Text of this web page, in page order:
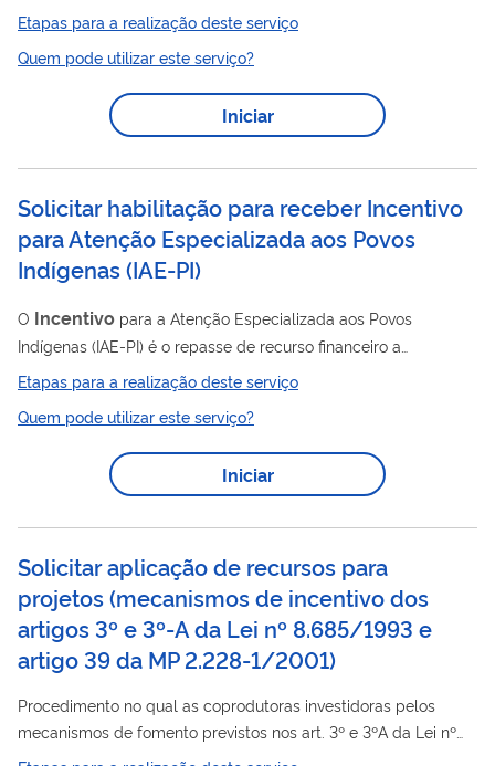
Portaria de Consolidação GM/MS nº 6, de 28 de setembro de
2017, os gestores que contam com Transporte Sanitário
Adaptado poderão fazer jus a R$ 4.000,00 (quatro mil reais)
por mês. Salienta-se que o repasse doincentivo
supracitado fica limitado ao quantitativo máximo de:  Até dois
quatro veículos...
Etapas para a realização deste serviço
Quem pode utilizar este serviço?
Iniciar
Solicitar habilitação para receber Incentivo
para Atenção Especializada aos Povos
Indígenas(IAE-PI)
O Incentivo para a Atenção Especializada aos Povos
Indígenas (IAE-PI) é o repasse de recurso financeiro a
estabelecimentos de saúde, de média e alta complexidade,
que integram a Rede de Referência para a População Indígena,
da circunscrição do Distrito Sanitário Especial Indígena (Dsei)
responsável pela habilitação, com o objetivo de qualificar o
atendimento, acolhendo de forma diferenciada e realizando
necessidades.
Etapas para a realização deste serviço
Quem pode utilizar este serviço?
Iniciar
Solicitar aplicação de recursos para
projetos (mecanismos de incentivo dos
artigos 3º e 3º-A da Lei nº 8.685/1993 e
artigo 39 da MP 2.228-1/2001)
Procedimento no qual as coprodutoras investidoras pelos
mecanismos de fomento previstos nos art. 3º e 3ºA da Lei nº
8.685/1993, e art. 39, inciso X, da MP 2.228-1/2001, aplicam